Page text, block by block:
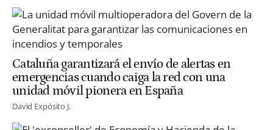
Cataluña garantizará el envío de alertas en
emergencias cuando caiga la red con una
unidad móvil pionera en España
David Expósito J.